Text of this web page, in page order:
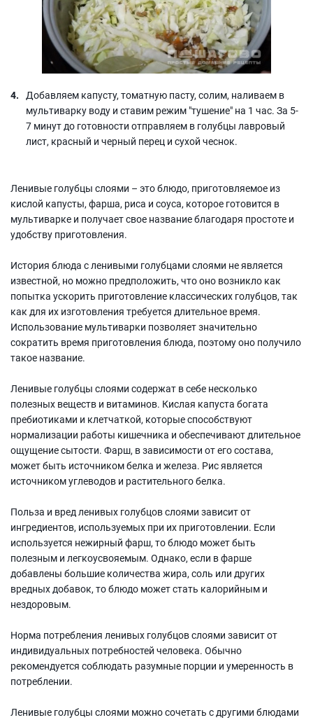
Добавляем капусту, томатную пасту, солим, наливаем в
мультиварку воду и ставим режим "тушение" на 1 час. За 5-
7 минут до готовности отправляем в голубцы лавровый
лист, красный и черный перец и сухой чеснок.
Ленивые голубцы слоями – это блюдо, приготовляемое из
кислой капусты, фарша, риса и соуса, которое готовится в
мультиварке и получает свое название благодаря простоте и
удобству приготовления.
История блюда с ленивыми голубцами слоями не является
известной, но можно предположить, что оно возникло как
попытка ускорить приготовление классических голубцов, так
как для их изготовления требуется длительное время.
Использование мультиварки позволяет значительно
сократить время приготовления блюда, поэтому оно получило
такое название.
Ленивые голубцы слоями содержат в себе несколько
полезных веществ и витаминов. Кислая капуста богата
пребиотиками и клетчаткой, которые способствуют
нормализации работы кишечника и обеспечивают длительное
ощущение сытости. Фарш, в зависимости от его состава,
может быть источником белка и железа. Рис является
источником углеводов и растительного белка.
Польза и вред ленивых голубцов слоями зависит от
ингредиентов, используемых при их приготовлении. Если
используется нежирный фарш, то блюдо может быть
полезным и легкоусвояемым. Однако, если в фарше
добавлены большие количества жира, соль или других
вредных добавок, то блюдо может стать калорийным и
нездоровым.
Норма потребления ленивых голубцов слоями зависит от
индивидуальных потребностей человека. Обычно
рекомендуется соблюдать разумные порции и умеренность в
потреблении.
Ленивые голубцы слоями можно сочетать с другими блюдами